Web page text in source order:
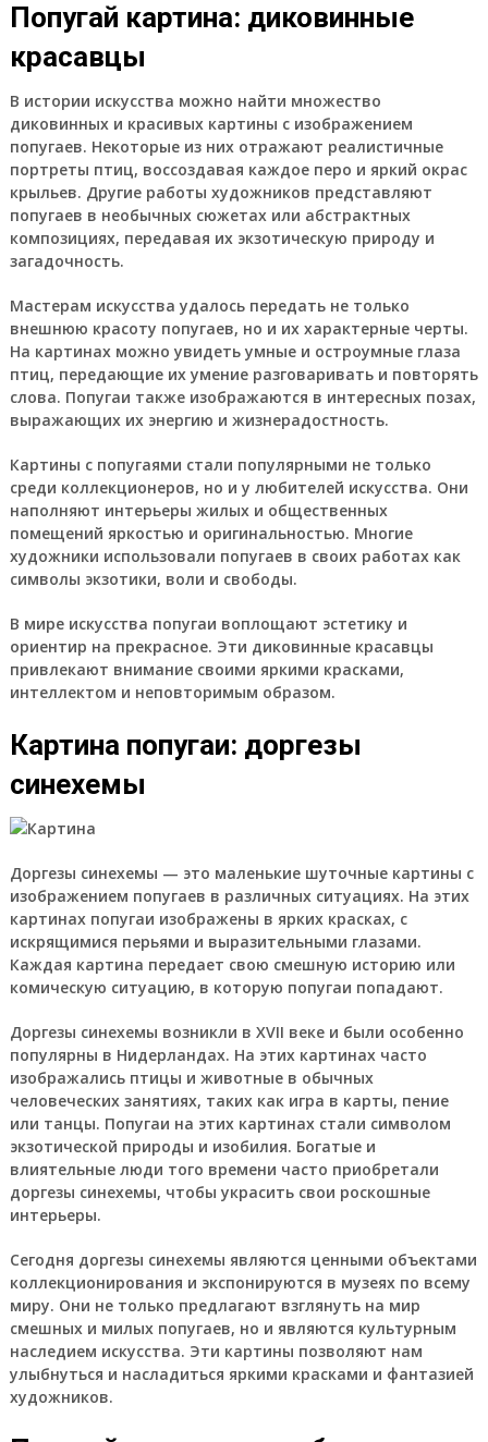
Попугай картина: диковинные
красавцы
В истории искусства можно найти множество
диковинных и красивых картины с изображением
попугаев. Некоторые из них отражают реалистичные
портреты птиц, воссоздавая каждое перо и яркий окрас
крыльев. Другие работы художников представляют
попугаев в необычных сюжетах или абстрактных
композициях, передавая их экзотическую природу и
загадочность.
Мастерам искусства удалось передать не только
внешнюю красоту попугаев, но и их характерные черты.
На картинах можно увидеть умные и остроумные глаза
птиц, передающие их умение разговаривать и повторять
слова. Попугаи также изображаются в интересных позах,
выражающих их энергию и жизнерадостность.
Картины с попугаями стали популярными не только
среди коллекционеров, но и у любителей искусства. Они
наполняют интерьеры жилых и общественных
помещений яркостью и оригинальностью. Многие
художники использовали попугаев в своих работах как
символы экзотики, воли и свободы.
В мире искусства попугаи воплощают эстетику и
ориентир на прекрасное. Эти диковинные красавцы
привлекают внимание своими яркими красками,
интеллектом и неповторимым образом.
Картина попугаи: доргезы
синехемы
Доргезы синехемы — это маленькие шуточные картины с
изображением попугаев в различных ситуациях. На этих
картинах попугаи изображены в ярких красках, с
искрящимися перьями и выразительными глазами.
Каждая картина передает свою смешную историю или
комическую ситуацию, в которую попугаи попадают.
Доргезы синехемы возникли в XVII веке и были особенно
популярны в Нидерландах. На этих картинах часто
изображались птицы и животные в обычных
человеческих занятиях, таких как игра в карты, пение
или танцы. Попугаи на этих картинах стали символом
экзотической природы и изобилия. Богатые и
влиятельные люди того времени часто приобретали
доргезы синехемы, чтобы украсить свои роскошные
интерьеры.
Сегодня доргезы синехемы являются ценными объектами
коллекционирования и экспонируются в музеях по всему
миру. Они не только предлагают взглянуть на мир
смешных и милых попугаев, но и являются культурным
наследием искусства. Эти картины позволяют нам
улыбнуться и насладиться яркими красками и фантазией
художников.